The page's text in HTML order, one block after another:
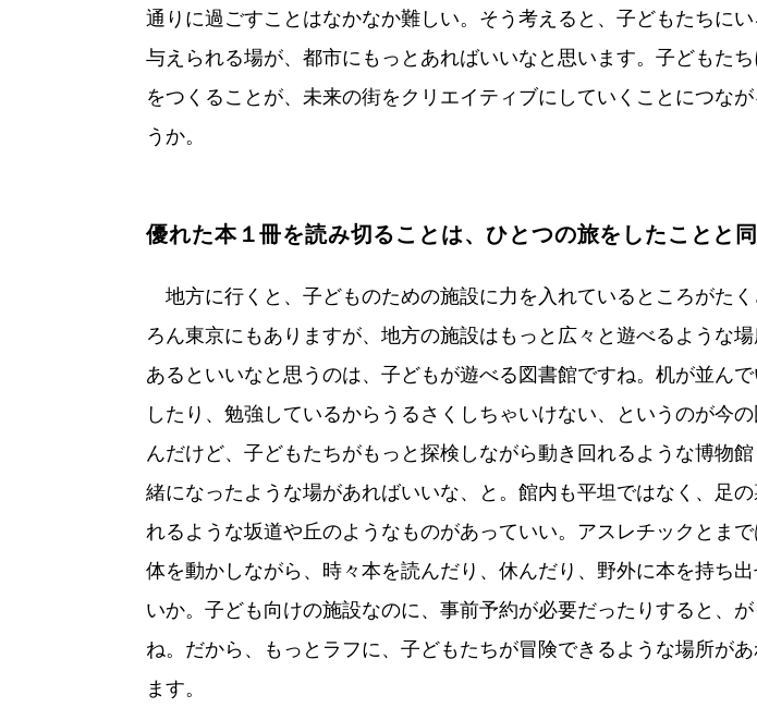
通りに過ごすことはなかなか難しい。そう考えると、子どもたちに
与えられる場が、都市にもっとあればいいなと思います。子どもた
をつくることが、未来の街をクリエイティブにしていくことにつな
うか。
優れた本１冊を読み切ることは、ひとつの旅をしたことと同
地方に行くと、子どものための施設に力を入れているところがた
ろん東京にもありますが、地方の施設はもっと広々と遊べるような場
あるといいなと思うのは、子どもが遊べる図書館ですね。机が並ん
したり、勉強しているからうるさくしちゃいけない、というのが今
んだけど、子どもたちがもっと探検しながら動き回れるような博物
緒になったような場があればいいな、と。館内も平坦ではなく、足
れるような坂道や丘のようなものがあっていい。アスレチックとまで
体を動かしながら、時々本を読んだり、休んだり、野外に本を持ち
いか。子ども向けの施設なのに、事前予約が必要だったりすると、
ね。だから、もっとラフに、子どもたちが冒険できるような場所が
ます。